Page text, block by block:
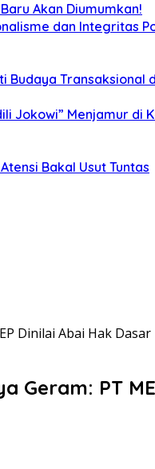
Akan Diumumkan!
dan Integritas
Budaya Transaksional
Jokowi” Menjamur di
Bakal Usut Tuntas
Dinilai Abai Hak
Geram: PT